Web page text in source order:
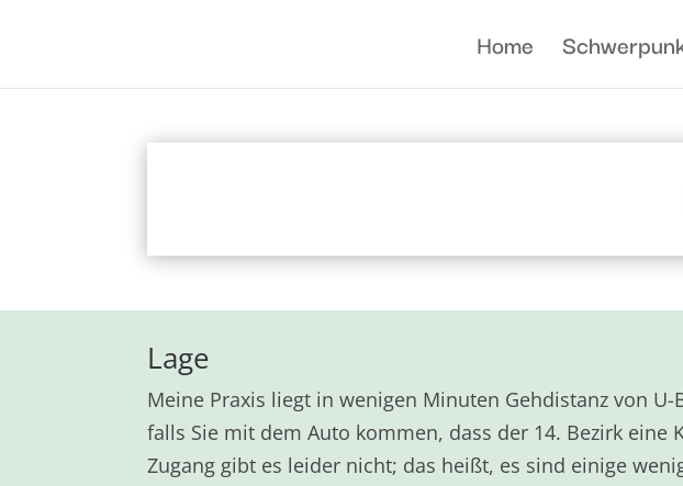
Home
Lage
Meine Praxis liegt in wenigen Minuten Gehdistanz von
falls Sie mit dem Auto kommen, dass der 14. Bezirk
Zugang gibt es leider nicht; das heißt, es sind einige